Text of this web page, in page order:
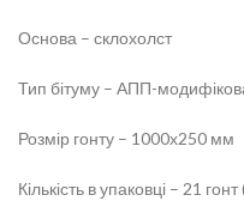
Основа – склохолст
Тип бітуму – АПП-
Розмір гонту – 1000х250 мм
Кількість в упаковці – 21